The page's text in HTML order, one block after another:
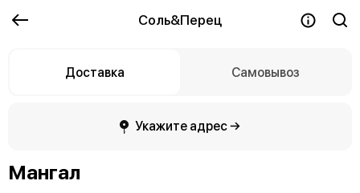
Соль&Перец
Доставка Самовывоз
Укажите адрес →
Мангал